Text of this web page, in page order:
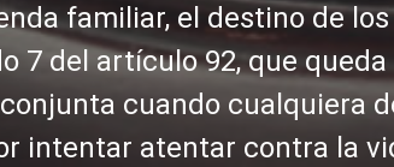
familiar, el destino de
7 del artículo 92, que
cuando cualquiera
intentar atentar contra la